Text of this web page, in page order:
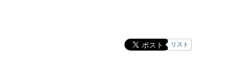
リスト